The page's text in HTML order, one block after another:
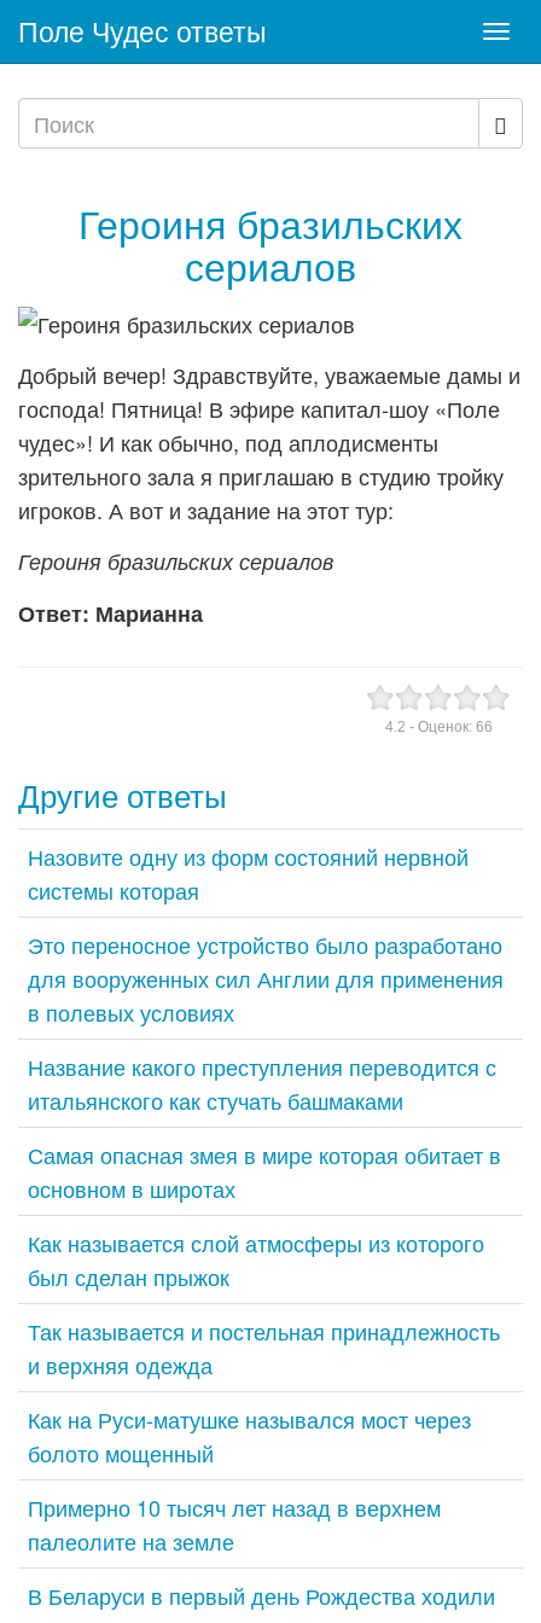
Поле Чудес ответы
Героиня бразильских
сериалов
Добрый вечер! Здравствуйте, уважаемые дамы и
господа! Пятница! В эфире капитал-шоу «Поле
чудес»! И как обычно, под аплодисменты
зрительного зала я приглашаю в студию тройку
игроков. А вот и задание на этот тур:
Героиня бразильских сериалов
Ответ: Марианна
4.2 - Оценок: 66
Другие ответы
Назовите одну из форм состояний нервной
системы которая
Это переносное устройство было разработано
для вооруженных сил Англии для применения
в полевых условиях
Название какого преступления переводится с
итальянского как стучать башмаками
Самая опасная змея в мире которая обитает в
основном в широтах
Как называется слой атмосферы из которого
был сделан прыжок
Так называется и постельная принадлежность
и верхняя одежда
Как на Руси-матушке назывался мост через
болото мощенный
Примерно 10 тысяч лет назад в верхнем
палеолите на земле
В Беларуси в первый день Рождества ходили